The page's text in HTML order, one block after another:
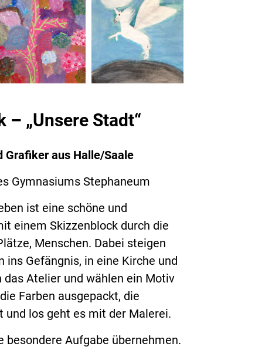
„Unsere Stadt“
Grafiker aus Halle/Saale
Gymnasiums Stephaneum
ist eine schöne und
einem Skizzenblock durch die
Menschen. Dabei steigen
ins Gefängnis, in eine Kirche und
das Atelier und wählen ein Motiv
Farben ausgepackt, die
los geht es mit der Malerei.
Aufgabe übernehmen.